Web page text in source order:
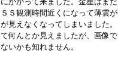
ＳＳ観測時間近くになって薄雲
が見えなくなってしまいました
て何んとか見えましたが、画像
ないかも知れません。